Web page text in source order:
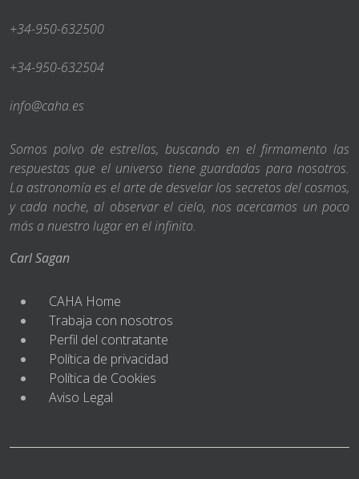
+34-950-632500
+34-950-632504
info@caha.es
Somos polvo de estrellas, buscando en el firmamento las
respuestas que el universo tiene guardadas para nosotros.
La astronomía es el arte de desvelar los secretos del cosmos,
y cada noche, al observar el cielo, nos acercamos un poco
más a nuestro lugar en el infinito.
Carl Sagan
CAHA Home
Trabaja con nosotros
Perfil del contratante
Política de privacidad
Política de Cookies
Aviso Legal